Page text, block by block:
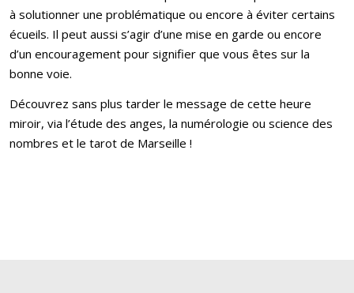
à solutionner une problématique ou encore à éviter certains
écueils. Il peut aussi s’agir d’une mise en garde ou encore
d’un encouragement pour signifier que vous êtes sur la
bonne voie.
Découvrez sans plus tarder le message de cette heure
miroir, via l’étude des anges, la numérologie ou science des
nombres et le tarot de Marseille !